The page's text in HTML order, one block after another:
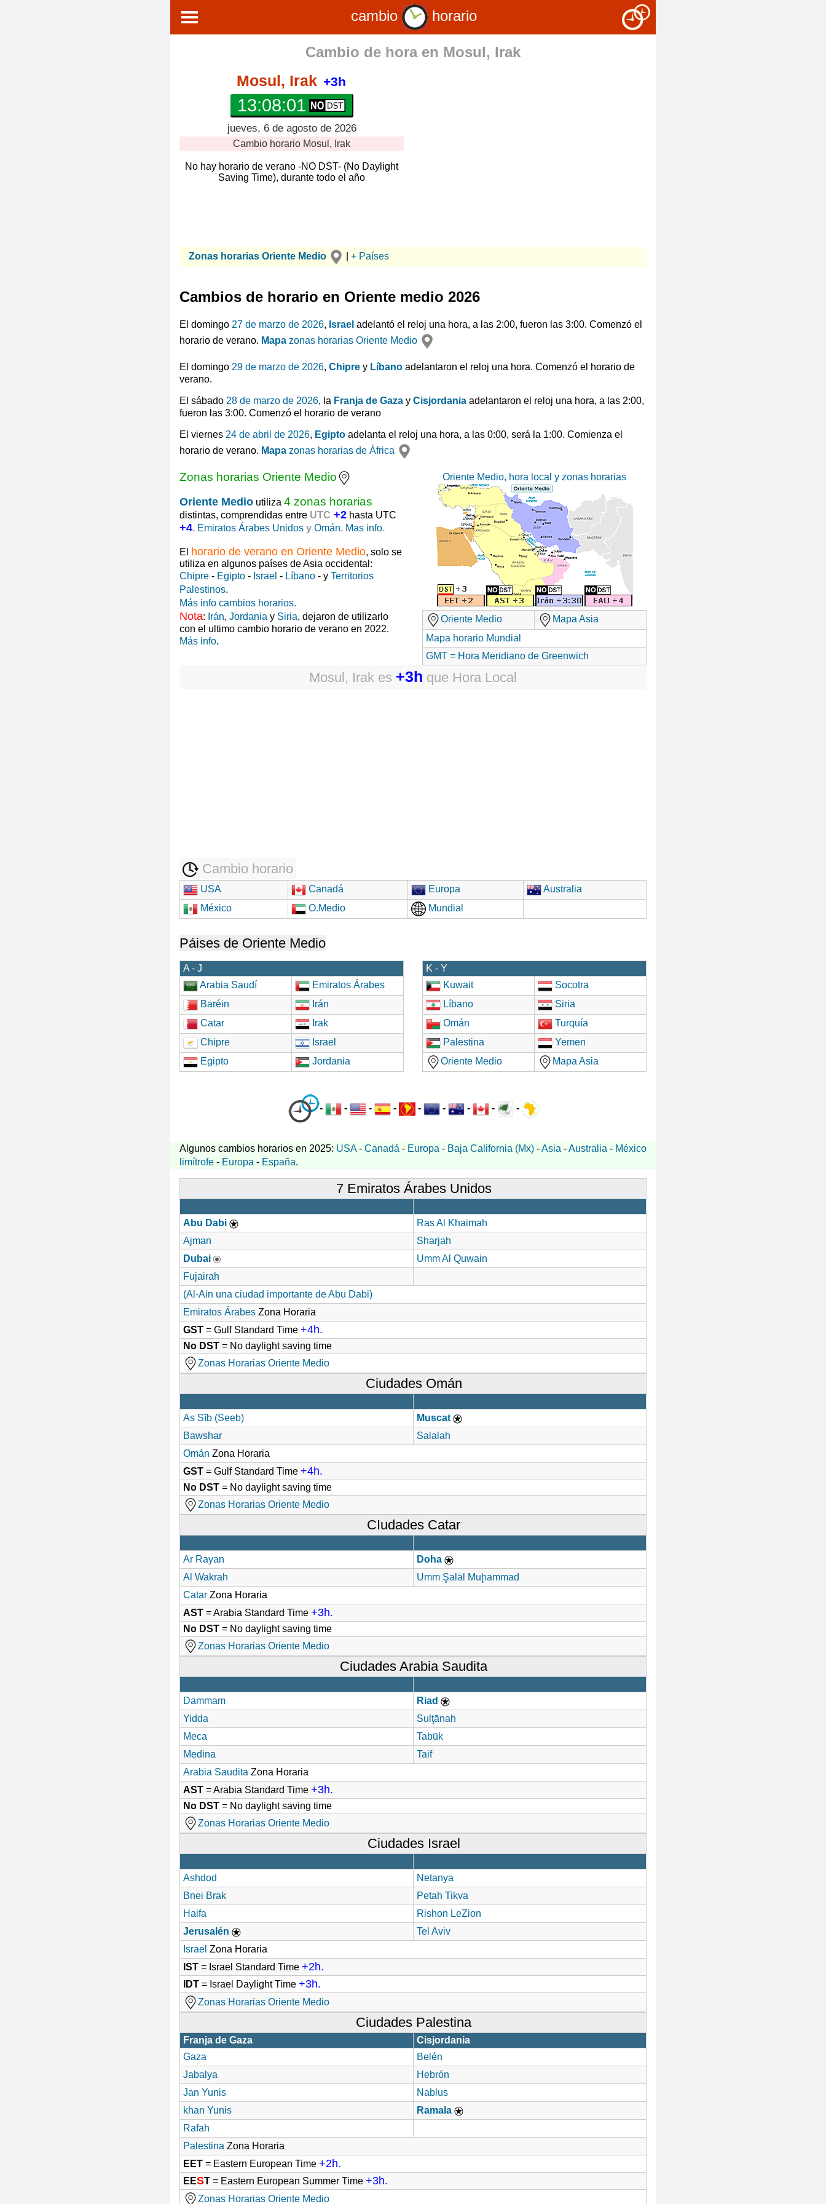
cambio horario
Cambio de hora en Mosul, Irak
Mosul, Irak +3h
13:08:02
jueves, 6 de agosto de 2026
Cambio horario Mosul, Irak
No hay horario de verano -NO DST- (No Daylight
Saving Time), durante todo el año
Zonas horarias Oriente Medio + Países
Cambios de horario en Oriente medio 2026
El domingo 27 de marzo de 2026, Israel adelantó el reloj una hora, a las 2:00, fueron las 3:00. Comenzó el
horario de verano. Mapa zonas horarias Oriente Medio
El domingo 29 de marzo de 2026, Chipre y Líbano adelantaron el reloj una hora. Comenzó el horario de
verano.
El sábado 28 de marzo de 2026, la Franja de Gaza y Cisjordania adelantaron el reloj una hora, a las 2:00,
fueron las 3:00. Comenzó el horario de verano
El viernes 24 de abril de 2026, Egipto adelanta el reloj una hora, a las 0:00, será la 1:00. Comienza el
horario de verano. Mapa zonas horarias de África
Zonas horarias Oriente Medio
Oriente Medio utiliza 4 zonas horarias
distintas, comprendidas entre UTC +2 hasta UTC
+4. Emiratos Árabes Unidos y Omán. Mas info.
El horario de verano en Oriente Medio, solo se
utiliza en algunos países de Asia occidental:
Chipre - Egipto - Israel - Líbano - y Territorios
Palestinos.
Más info cambios horarios.
Nota: Irán, Jordania y Siria, dejaron de utilizarlo
con el ultimo cambio horario de verano en 2022.
Más info.
Oriente Medio, hora local y zonas horarias
Oriente Medio
Mapa Asia
Mapa horario Mundial
GMT = Hora Meridiano de Greenwich
Mosul, Irak es +3h que Hora Local
Cambio horario
USA Canadá Europa
Australia
México
O.Medio Mundial
Páises de Oriente Medio
A - J
Arabia Saudí
Emiratos Árabes
Baréin
Irán
Catar
Irak
Chipre
Israel
Egipto
Jordania
K - Y
Kuwait
Socotra
Líbano
Siria
Omán
Turquía
Palestina
Yemen
Oriente Medio
Mapa Asia
- - - - - - - - -
Algunos cambios horarios en 2025: USA- Canadá - Europa - Baja California (Mx) -Asia -Australia - México
limítrofe - Europa - España.
7 Emiratos Árabes Unidos
Abu Dabi
Ras Al Khaimah
Ajman
Sharjah
Dubai
Umm Al Quwain
Fujairah
(Al-Ain una ciudad importante de Abu Dabi)
Emiratos Árabes Zona Horaria
GST = Gulf Standard Time +4h.
No DST = No daylight saving time
Zonas Horarias Oriente Medio
Ciudades Omán
As Sīb (Seeb)
Muscat
Bawshar
Salalah
Omán Zona Horaria
GST = Gulf Standard Time +4h.
No DST = No daylight saving time
Zonas Horarias Oriente Medio
CIudades Catar
Ar Rayan
Doha
Al Wakrah
Umm Şalāl Muḩammad
Catar Zona Horaria
AST = Arabia Standard Time +3h.
No DST = No daylight saving time
Zonas Horarias Oriente Medio
Ciudades Arabia Saudita
Dammam
Riad
Yidda
Sulţānah
Meca
Tabūk
Medina
Taif
Arabia Saudita Zona Horaria
AST = Arabia Standard Time +3h.
No DST = No daylight saving time
Zonas Horarias Oriente Medio
Ciudades Israel
Ashdod
Netanya
Bnei Brak
Petah Tikva
Haifa
Rishon LeZion
Jerusalén
Tel Aviv
Israel Zona Horaria
IST = Israel Standard Time +2h.
IDT = Israel Daylight Time +3h.
Zonas Horarias Oriente Medio
Ciudades Palestina
Franja de Gaza
Cisjordania
Gaza
Belén
Jabalya
Hebrón
Jan Yunis
Nablus
khan Yunis
Ramala
Rafah
Palestina Zona Horaria
EET = Eastern European Time +2h.
EEST = Eastern European Summer Time +3h.
Zonas Horarias Oriente Medio